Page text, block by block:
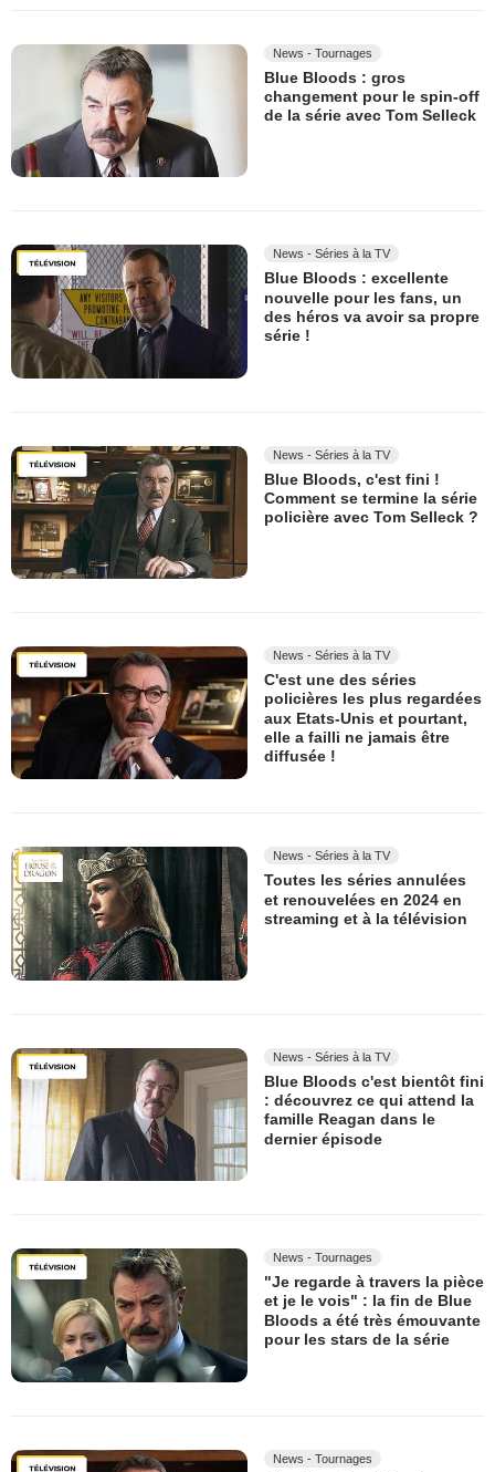
News - Tournages
Blue Bloods : gros
changement pour le spin-off
de la série avec Tom Selleck
News - Séries à la TV
Blue Bloods : excellente
nouvelle pour les fans, un
des héros va avoir sa propre
série !
News - Séries à la TV
Blue Bloods, c'est fini !
Comment se termine la série
policière avec Tom Selleck ?
News - Séries à la TV
C'est une des séries
policières les plus regardées
aux Etats-Unis et pourtant,
elle a failli ne jamais être
diffusée !
News - Séries à la TV
Toutes les séries annulées
et renouvelées en 2024 en
streaming et à la télévision
News - Séries à la TV
Blue Bloods c'est bientôt fini
: découvrez ce qui attend la
famille Reagan dans le
dernier épisode
News - Tournages
"Je regarde à travers la pièce
et je le vois" : la fin de Blue
Bloods a été très émouvante
pour les stars de la série
News - Tournages